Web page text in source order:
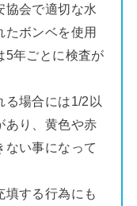
協会で適切な水
たボンベを使用
5年ごとに検査が
る場合には1/2以
あり、黄色や赤
ない事になって
填する行為にも